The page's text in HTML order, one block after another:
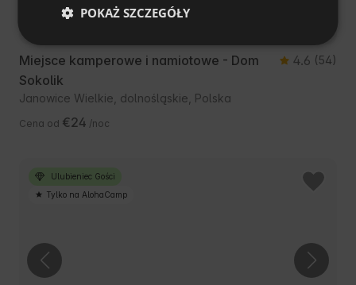
Miejsce kamperowe i namiotowe - Dom
Sokolik
4.6 (54)
Janowice Wielkie, dolnośląskie, Polska
Cena od €24 /noc
Ulubieniec Gości
Tylko na AlohaCamp
POKAŻ SZCZEGÓŁY